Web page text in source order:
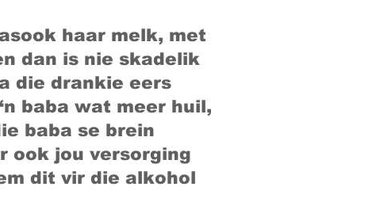
haar melk, met
dan is nie skadelik
die drankie eers
baba wat meer huil,
baba se brein
ook jou versorging
dit vir die alkohol